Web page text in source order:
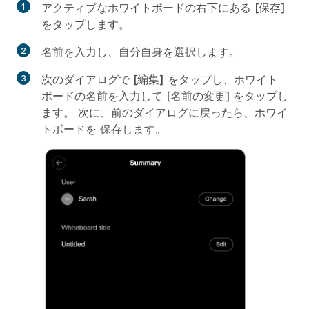
アクティブなホワイトボードの右下にある [保存]
をタップします。
名前を入力し、自分自身を選択します。
次のダイアログで [編集] をタップし、ホワイト
ボードの名前を入力して [名前の変更] をタップし
ます。 次に、前のダイアログに戻ったら、ホワイ
トボードを 保存します。